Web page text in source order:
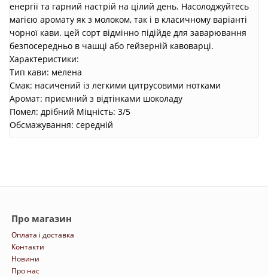
енергії та гарний настрій на цілий день. Насолоджуйтесь
магією аромату як з молоком, так і в класичному варіанті
чорної кави. цей сорт відмінно підійде для заварювання
безпосередньо в чашці або гейзерній кавоварці.
Характеристики:
Тип кави: мелена
Смак: насичений із легкими цитрусовими нотками
Аромат: приємний з відтінками шоколаду
Помел: дрібний Міцність: 3/5
Обсмажування: середній
Про магазин
Оплата і доставка
Контакти
Новини
Про нас